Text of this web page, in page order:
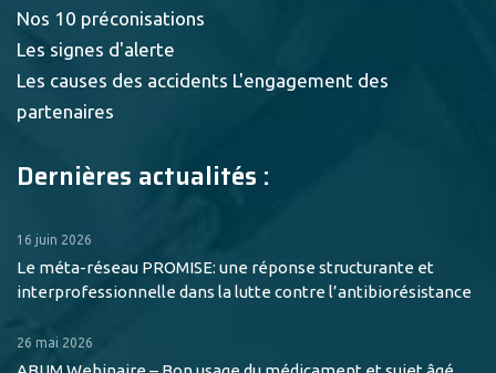
Nos 10 préconisations
Les signes d'alerte
Les causes des accidents L'engagement des
partenaires
Dernières actualités :
16 juin 2026
Le méta-réseau PROMISE: une réponse structurante et
interprofessionnelle dans la lutte contre l’antibiorésistance
26 mai 2026